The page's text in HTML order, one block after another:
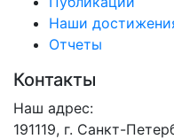
Наши
Отчеты
Контакты
Наш адрес:
191119, г. Санкт-